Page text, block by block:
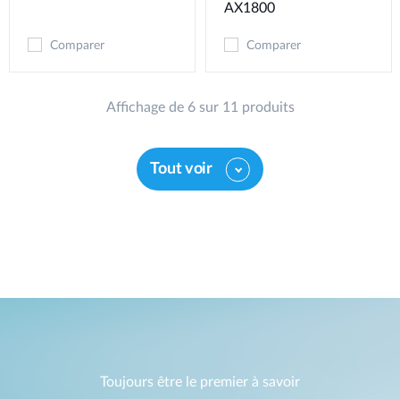
Comparer
AX1800
Comparer
Affichage de 6 sur 11 produits
Tout voir
Toujours être le premier à savoir